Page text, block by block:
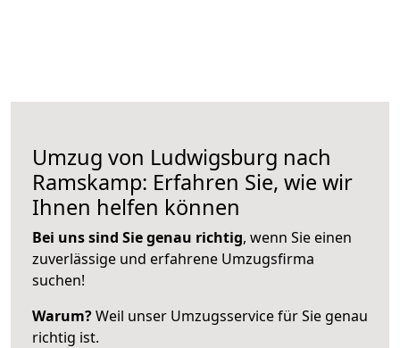
Umzug von Ludwigsburg nach
Ramskamp: Erfahren Sie, wie wir
Ihnen helfen können
Bei uns sind Sie genau richtig, wenn Sie einen
zuverlässige und erfahrene Umzugsfirma
suchen!
Warum?Weil unser Umzugsservice für Sie genau
richtig ist.